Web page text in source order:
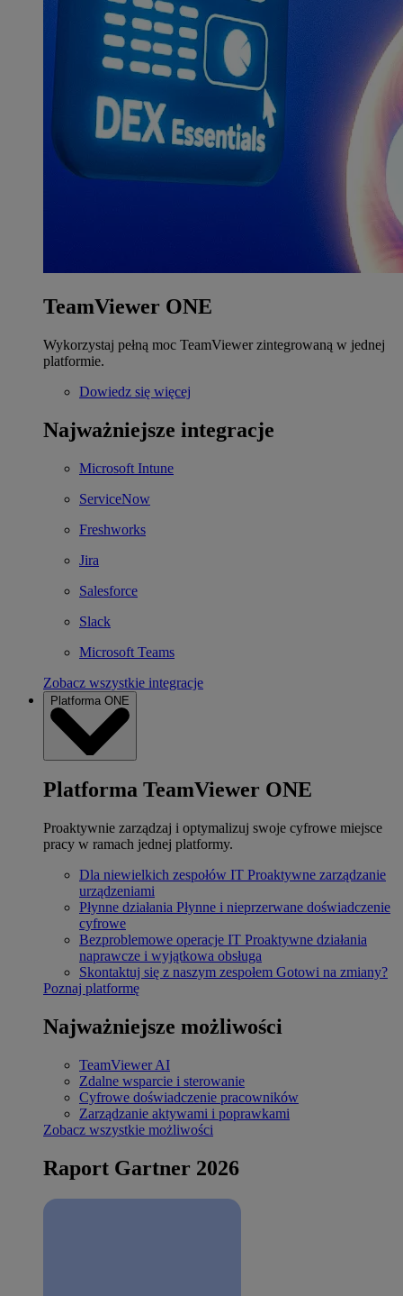
TeamViewer ONE
Wykorzystaj pełną moc TeamViewer zintegrowaną w jednej
platformie.
Dowiedz się więcej
Najważniejsze integracje
Microsoft Intune
ServiceNow
Freshworks
Jira
Salesforce
Slack
Microsoft Teams
Zobacz wszystkie integracje
Platforma ONE
Platforma TeamViewer ONE
Proaktywnie zarządzaj i optymalizuj swoje cyfrowe miejsce
pracy w ramach jednej platformy.
Dla niewielkich zespołów IT Proaktywne zarządzanie
urządzeniami
Płynne działania Płynne i nieprzerwane doświadczenie
cyfrowe
Bezproblemowe operacje IT Proaktywne działania
naprawcze i wyjątkowa obsługa
Skontaktuj się z naszym zespołem Gotowi na zmiany?
Poznaj platformę
Najważniejsze możliwości
TeamViewer AI
Zdalne wsparcie i sterowanie
Cyfrowe doświadczenie pracowników
Zarządzanie aktywami i poprawkami
Zobacz wszystkie możliwości
Raport Gartner 2026